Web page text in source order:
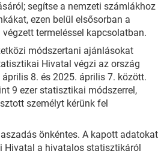
segítse a nemzeti számlákhoz
ezen belül elsősorban a
termeléssel kapcsolatban.
módszertani ajánlásokat
Hivatal végzi az ország
8. és 2025. április 7. között.
9 ezer statisztikai módszerrel,
személyt kérünk fel
önkéntes. A kapott adatokat
Hivatal a hivatalos statisztikáról